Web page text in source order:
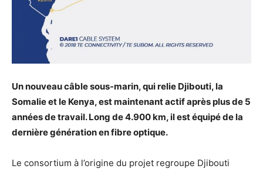
Un nouveau câble sous-marin, qui relie Djibouti, la
Somalie et le Kenya, est maintenant actif après plus de 5
années de travail. Long de 4.900 km, il est équipé de la
dernière génération en fibre optique.
Le consortium à l’origine du projet regroupe Djibouti